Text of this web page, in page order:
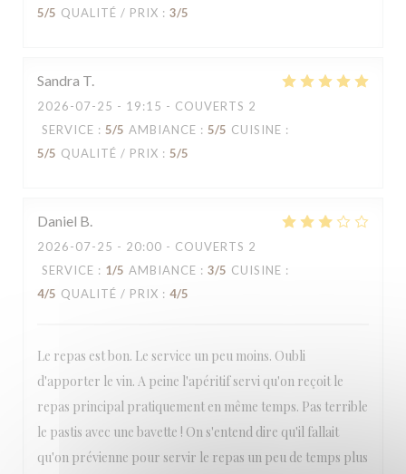
5/5 QUALITÉ / PRIX : 3/5
Sandra T
2026-07-25 - 19:15 - COUVERTS 2
SERVICE : 5/5 AMBIANCE : 5/5 CUISINE :
5/5 QUALITÉ / PRIX : 5/5
Daniel B
2026-07-25 - 20:00 - COUVERTS 2
SERVICE : 1/5 AMBIANCE : 3/5 CUISINE :
4/5 QUALITÉ / PRIX : 4/5
Le repas est bon. Le service un peu moins. Oubli
d'apporter le vin. A peine l'apéritif servi qu'on reçoit le
repas principal pratiquement en même temps. Pas terrible
le pastis avec une bavette ! On s'entend dire qu'il fallait
qu'on prévienne pour servir le repas un peu de temps plus